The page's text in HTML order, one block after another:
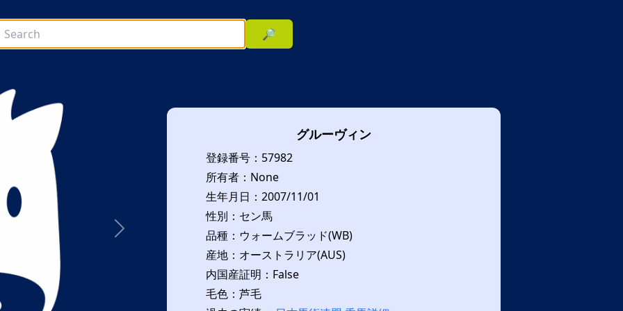
🔎
次へ
グルーヴィン
登録番号：57982
所有者：None
生年月日：2007/11/01
性別：セン馬
品種：ウォームブラッド(WB)
産地：オーストラリア(AUS)
内国産証明：False
毛色：芦毛